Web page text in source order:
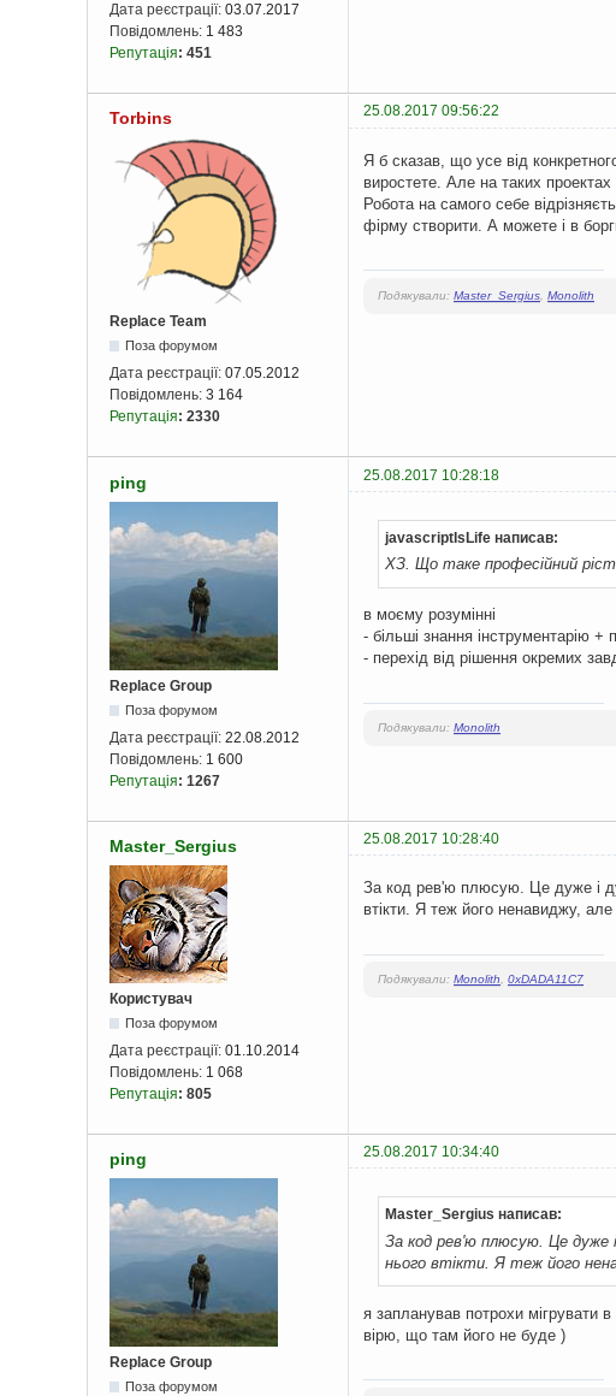
Дата реєстрації: 03.07.2017
Повідомлень: 1 483
Репутація: 451
Torbins 25.08.2017 09:56:22
Replace Team
Поза форумом
Дата реєстрації: 07.05.2012
Повідомлень: 3 164
Репутація: 2330
Я б сказав, що усе від
виростете. Але на таких проектах
Робота на самого себе
фірму створити. А можете і в
Подякували: Master_Sergius Monolith
ping 25.08.2017 10:28:18
Replace Group
Поза форумом
Дата реєстрації: 22.08.2012
Повідомлень: 1 600
Репутація: 1267
javascriptIsLife написав:
ХЗ. Що таке професійний
в моєму розумінні
- більші знання інструментарію +
- перехід від рішення окремих
Подякували: Monolith
Master_Sergius 25.08.2017 10:28:40
Користувач
Поза форумом
Дата реєстрації: 01.10.2014
Повідомлень: 1 068
Репутація: 805
За код рев'ю плюсую. Це дуже і
втікти. Я теж його ненавиджу,
Подякували: Monolith, 0xDADA11C7
ping 25.08.2017 10:34:40
Replace Group
Поза форумом
Master_Sergius написав:
За код рев'ю плюсую. Це дуже
нього втікти. Я теж його
я запланував потрохи мігрувати в
вірю, що там його не буде )